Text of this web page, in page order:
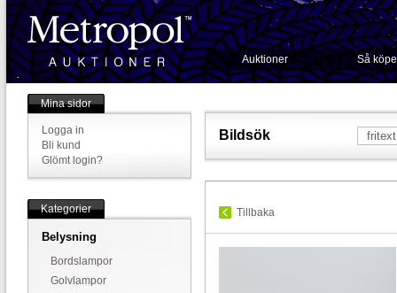
Auktioner Så
Mina sidor
Logga in
Bli kund
Glömt login?
Kategorier
Belysning
Bordslampor
Golvlampor
Bildsök
Tillbaka